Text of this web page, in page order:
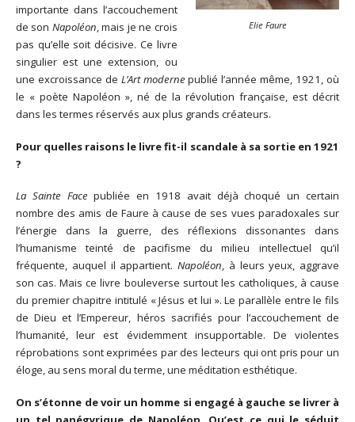
Elie Faure
importante dans l’accouchement
de son Napoléon, mais je ne crois
pas qu’elle soit décisive. Ce livre
singulier est une extension, ou
une excroissance de L’Art moderne publié l’année même, 1921, où
le « poète Napoléon », né de la révolution française, est décrit
dans les termes réservés aux plus grands créateurs.
Pour quelles raisons le livre fit-il scandale à sa sortie en 1921
?
La Sainte Facepubliée en 1918 avait déjà choqué un certain
nombre des amis de Faure à cause de ses vues paradoxales sur
l’énergie dans la guerre, des réflexions dissonantes dans
l’humanisme teinté de pacifisme du milieu intellectuel qu’il
fréquente, auquel il appartient. Napoléon, à leurs yeux, aggrave
son cas. Mais ce livre bouleverse surtout les catholiques, à cause
du premier chapitre intitulé « Jésus et lui ». Le parallèle entre le fils
de Dieu et l’Empereur, héros sacrifiés pour l’accouchement de
l’humanité, leur est évidemment insupportable. De violentes
réprobations sont exprimées par des lecteurs qui ont pris pour un
éloge, au sens moral du terme, une méditation esthétique.
On s’étonne de voir un homme si engagé à gauche se livrer à